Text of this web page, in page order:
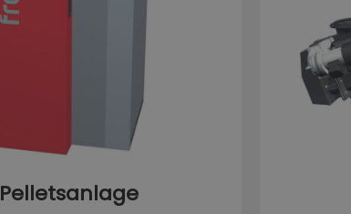
Pelletsanlage